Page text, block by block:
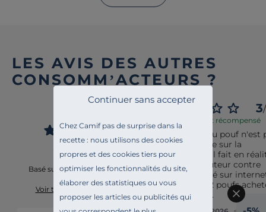
Chez Camif pas de surprise dans la
recette : nous utilisons des cookies
propres et des cookies tiers pour
optimiser les fonctionnalités du site,
élaborer des statistiques ou vous
proposer les articles ou publicités qui
Continuer sans accepter
LES AVIS DES AUTRES
CONSOMM’ACTEURS ?
4.3
Basé sur11 avis soumis à un
Voir tous les avis sur ce site
3/
Avis vérifié et récompensé
La hauteur du pouf n'est
celle indiquée sur la
description. Il fait en
35cm du hauteur contre
40cm indiqué sur
De plus, les 2 poufs
sont bancals.